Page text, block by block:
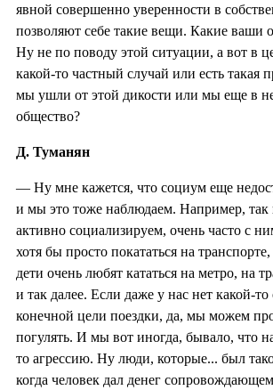
явной совершенно уверенности в
позволяют себе такие вещи. Какие ваши
Ну не по поводу этой ситуации, а вот в
какой-то частный случай или есть такая
мы ушли от этой дикости или мы еще в
общество?
Д. Туманян
— Ну мне кажется, что социум еще
и мы это тоже наблюдаем. Например, так
активно социализируем, очень часто с
хотя бы просто покататься на
дети очень любят кататься на метро, на
и так далее. Если даже у нас нет какой-
конечной цели поездки, да, мы можем
погулять. И мы вот иногда, бывало, что
то агрессию. Ну люди, которые... был
когда человек дал денег